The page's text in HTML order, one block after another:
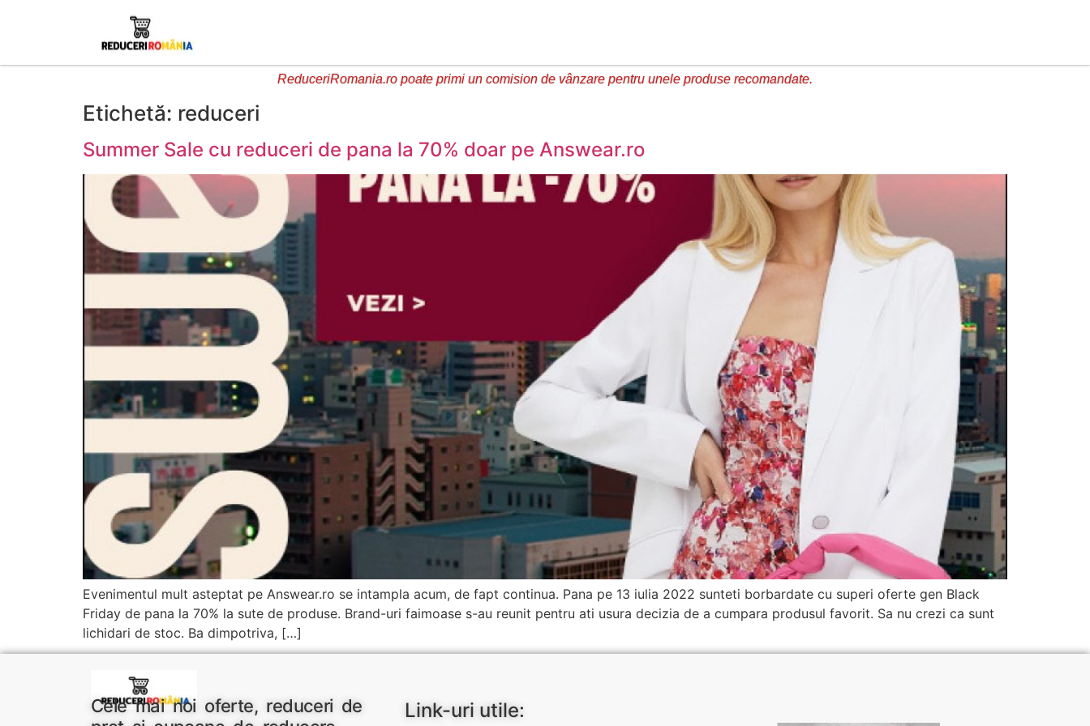
ReduceriRomania.ro poate primi un comision de vânzare pentru unele produse recomandate.
Etichetă: reduceri
Summer Sale cu reduceri de pana la 70% doar pe Answear.ro
Evenimentul mult asteptat pe Answear.ro se intampla acum, de fapt continua. Pana pe 13 iulia 2022 sunteti borbardate cu superi oferte gen Black
Friday de pana la 70% la sute de produse. Brand-uri faimoase s-au reunit pentru ati usura decizia de a cumpara produsul favorit. Sa nu crezi ca sunt
lichidari de stoc. Ba dimpotriva, […]
Cele mai noi oferte, reduceri de
Link-uri utile: